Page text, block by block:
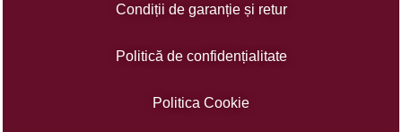
Condiții de garanție și retur
Politică de confidențialitate
Politica Cookie